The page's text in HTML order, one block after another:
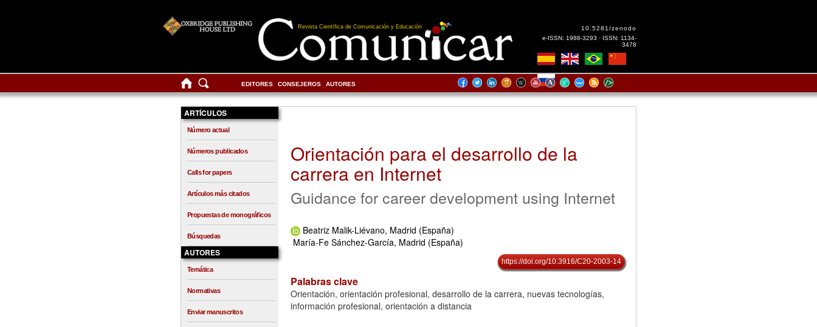
Revista Científica de Comunicación y Educación
10.5281/zenodo
e-ISSN: 1988-3293 · ISSN: 1134-
3478
EDITORES CONSEJEROS AUTORES
ARTÍCULOS
Número actual
Números publicados
Calls for papers
Artículos más citados
Propuestas de monográficos
Búsquedas
AUTORES
Temática
Normativas
Enviar manuscritos
Orientación para el desarrollo de la
carrera en Internet
Guidance for career development using Internet
Beatriz Malik-Liévano, Madrid (España)
María-Fe Sánchez-García, Madrid (España)
https://doi.org/10.3916/C20-2003-14
Palabras clave
Orientación, orientación profesional, desarrollo de la carrera, nuevas tecnologías,
información profesional, orientación a distancia